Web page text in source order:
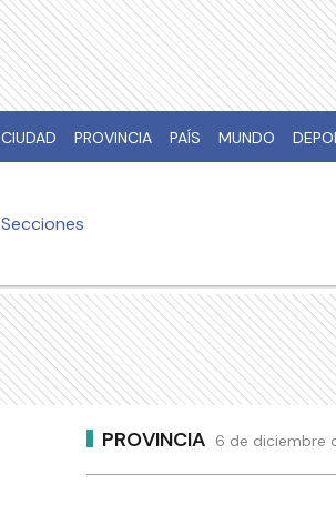
CIUDAD PROVINCIA PAÍS MUNDO
Secciones
PROVINCIA 6 de diciembre